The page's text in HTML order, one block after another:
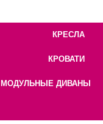
КРЕСЛА
КРОВАТИ
МОДУЛЬНЫЕ ДИВАНЫ